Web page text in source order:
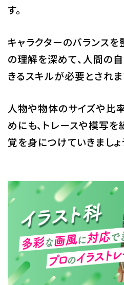
す。
キャラクターのバランス
の理解を深めて、人間の
きるスキルが必要とされま
人物や物体のサイズや比
めにも、トレースや模写
覚を身につけていきましょ